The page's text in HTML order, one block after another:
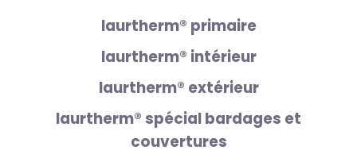
laurtherm® primaire
laurtherm® intérieur
laurtherm® extérieur
laurtherm® spécial bardages et
couvertures